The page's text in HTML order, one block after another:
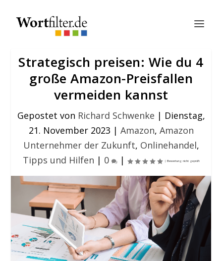
Strategisch preisen: Wie du 4
große Amazon-Preisfallen
vermeiden kannst
Gepostet von Richard Schwenke | Dienstag,
21. November 2023 | Amazon, Amazon
Unternehmer der Zukunft, Onlinehandel,
Tipps und Hilfen | 0 |